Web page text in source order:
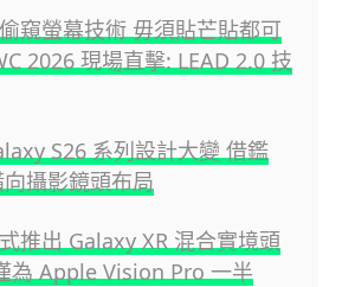
窺螢幕技術 毋須貼芒貼都可
2026 現場直擊: LEAD 2.0 技
S26 系列設計大變 借鑑
攝影鏡頭布局
推出 Galaxy XR 混合實境頭
為 Apple Vision Pro 一半